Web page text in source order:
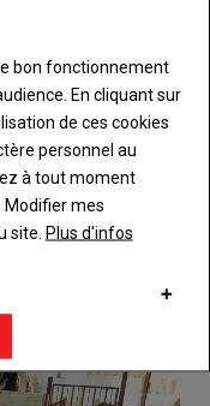
{nom-site}.
bon fonctionnement
En cliquant sur
de ces cookies
personnel au
à tout moment
Modifier mes
site. Plus d'infos